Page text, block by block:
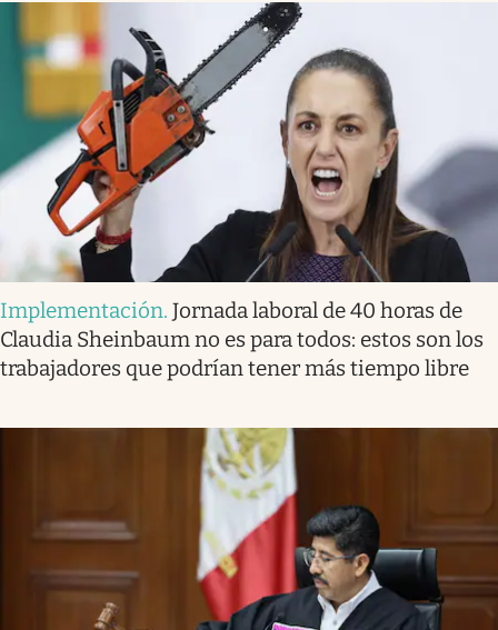
Implementación. Jornada laboral de 40 horas de
Claudia Sheinbaum no es para todos: estos son los
trabajadores que podrían tener más tiempo libre